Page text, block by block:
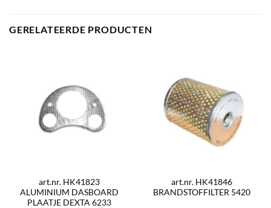
GERELATEERDE PRODUCTEN
art.nr. HK41823
ALUMINIUM DASBOARD
PLAATJE DEXTA 6233
art.nr. HK41846
BRANDSTOFFILTER 5420